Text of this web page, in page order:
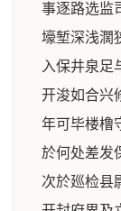
事逐路选监
壕堑深浅濶
入保井泉足
开浚如合兴
年可毕楼橹
於何处差发
次於廵检县